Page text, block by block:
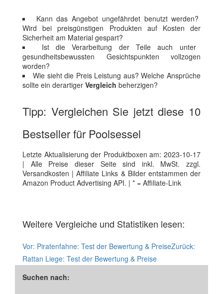
Kann das Angebot ungefährdet benutzt werden?
Wird bei preisgünstigen Produkten auf Kosten der
Sicherheit am Material gespart?
Ist die Verarbeitung der Teile auch unter
gesundheitsbewussten Gesichtspunkten vollzogen
worden?
Wie sieht die Preis Leistung aus? Welche Ansprüche
sollte ein derartiger Vergleich beherzigen?
Tipp: Vergleichen Sie jetzt diese 10
Bestseller für Poolsessel
Letzte Aktualisierung der Produktboxen am: 2023-10-17
| Alle Preise dieser Seite sind inkl. MwSt. zzgl.
Versandkosten | Affiliate Links & Bilder entstammen der
Amazon Product Advertising API. | * = Affiliate-Link
Weitere Vergleiche und Statistiken lesen:
Vor: Piratenfahne: Test der Bewertung & PreiseZurück:
Rattan Liege: Test der Bewertung & Preise
Suchen nach: